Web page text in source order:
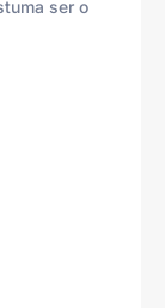
ser o